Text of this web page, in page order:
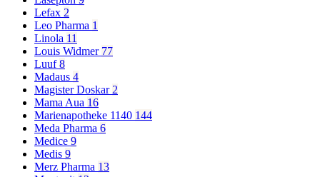
Lefax 2
Leo Pharma 1
Linola 11
Louis Widmer 77
Luuf8
Madaus 4
Magister Doskar2
Mama Aua 16
Marienapotheke 1140 144
Meda Pharma 6
Medice 9
Medis 9
Merz Pharma 13